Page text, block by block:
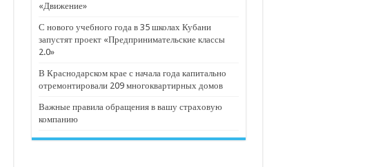
«Движение»
С нового учебного года в 35 школах Кубани
запустят проект «Предпринимательские классы
2.0»
В Краснодарском крае с начала года капитально
отремонтировали 209 многоквартирных домов
Важные правила обращения в вашу страховую
компанию